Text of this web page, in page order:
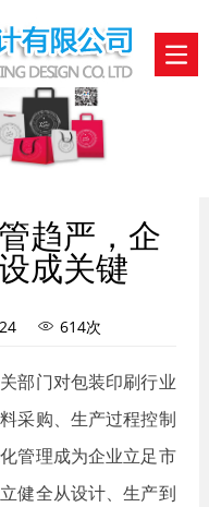
趋严，企
成关键
 614次
部门对包装印刷行业
采购、生产过程控制
管理成为企业立足市
健全从设计、生产到